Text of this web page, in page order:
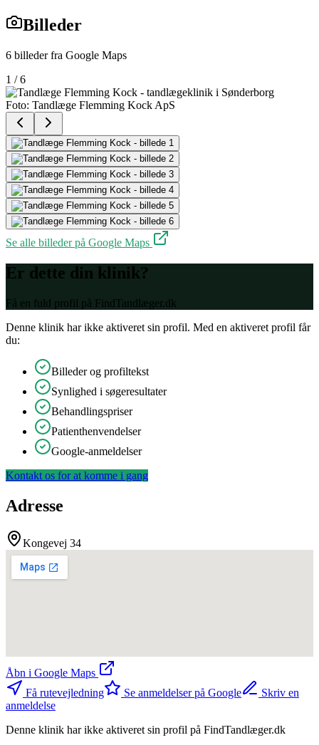
Billeder
6 billeder fra Google Maps
1 /6
Foto: Tandlæge Flemming Kock ApS
Se alle billeder på Google Maps
Er dette din klinik?
Få en fuld profil på FindTandlæger.dk
Denne klinik har ikke aktiveret sin profil. Med en aktiveret profil får
du:
Billeder og profiltekst
Synlighed i søgeresultater
Behandlingspriser
Patienthenvendelser
Google-anmeldelser
Kontakt os for at komme i gang
Adresse
Kongevej 34
Åbn i Google Maps
Få rutevejledning
Se anmeldelser på Google
Skriv en
anmeldelse
Denne klinik har ikke aktiveret sin profil på FindTandlæger.dk